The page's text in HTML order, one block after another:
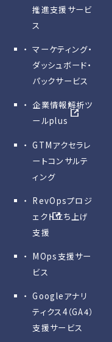
推進支援サービ
ス
マーケティング・
ダッシュボード・
パックサービス
企業情報解析ツ
ールplus
GTMアクセラレ
ートコンサルテ
ィング
RevOpsプロジ
ェクト立ち上げ
支援
MOps支援サー
ビス
Googleアナリ
ティクス4（GA4）
支援サービス